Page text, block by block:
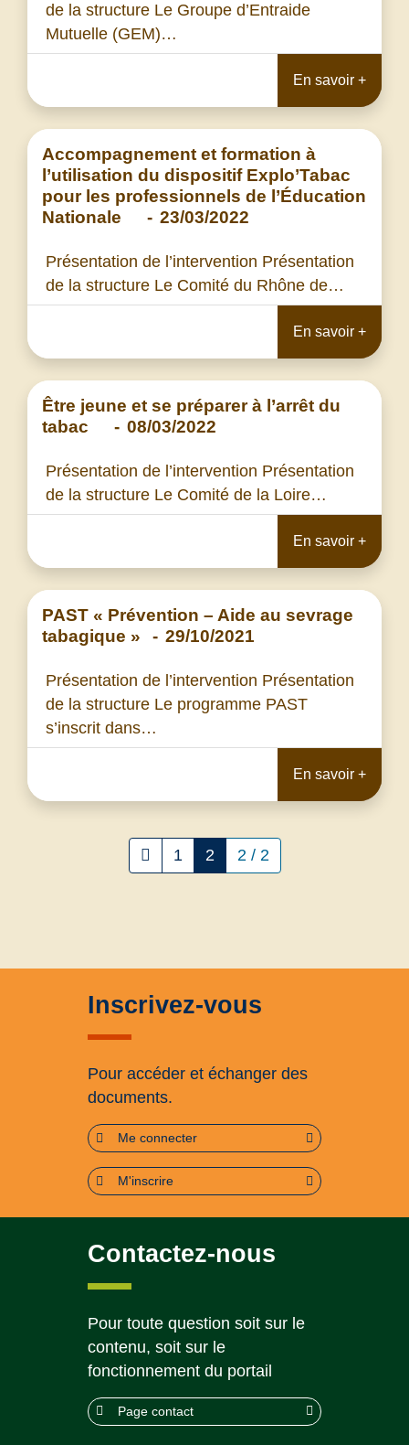
de la structure Le Groupe d’Entraide
Mutuelle (GEM)…
En savoir +
Accompagnement et formation à
l’utilisation du dispositif Explo’Tabac
pour les professionnels de l’Éducation
Nationale
- 23/03/2022
Présentation de l’intervention Présentation
de la structure Le Comité du Rhône de…
En savoir +
Être jeune et se préparer à l’arrêt du
tabac
- 08/03/2022
Présentation de l’intervention Présentation
de la structure Le Comité de la Loire…
En savoir +
PAST « Prévention – Aide au sevrage
tabagique »
- 29/10/2021
Présentation de l’intervention Présentation
de la structure Le programme PAST
s’inscrit dans…
En savoir +
1 2 2 / 2
Inscrivez-vous
Pour accéder et échanger des
documents.
Me connecter
M'inscrire
Contactez-nous
Pour toute question soit sur le
contenu, soit sur le
fonctionnement du portail
Page contact